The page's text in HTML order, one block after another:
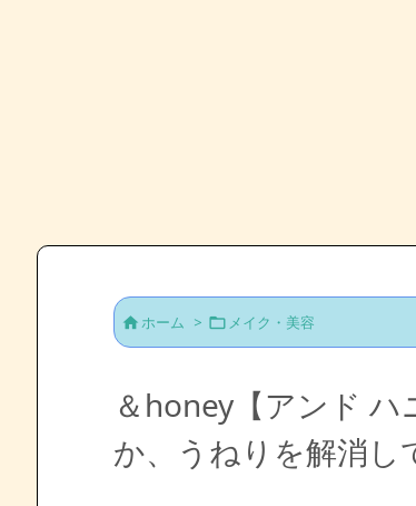
ホーム >  メイク・美容
＆honey【アンド ハ
か、うねりを解消し